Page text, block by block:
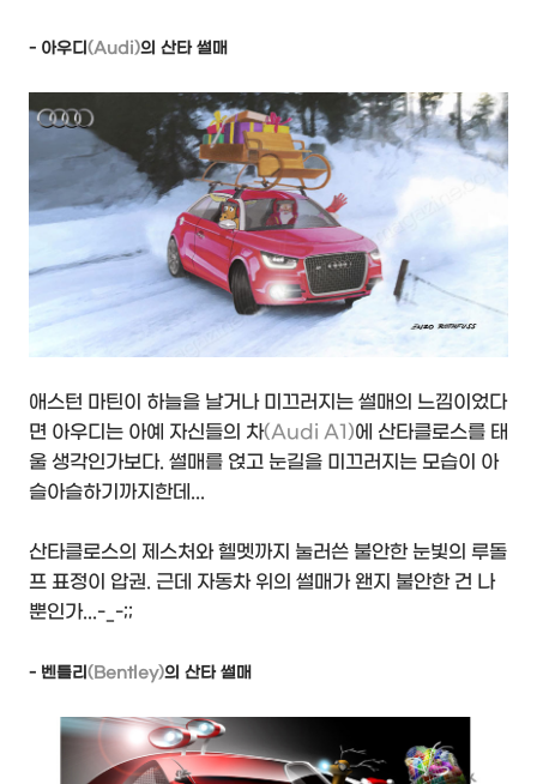
- 아우디(Audi)의 산타 썰매
애스턴 마틴이 하늘을 날거나 미끄러지는 썰매의 느낌이었다
면 아우디는 아예 자신들의 차(Audi A1)에 산타클로스를 태
울 생각인가보다. 썰매를 얹고 눈길을 미끄러지는 모습이 아
슬아슬하기까지한데...
산타클로스의 제스처와 헬멧까지 눌러쓴 불안한 눈빛의 루돌
프 표정이 압권. 근데 자동차 위의 썰매가 왠지 불안한 건 나
뿐인가...-_-;;
- 벤틀리(Bentley)의 산타 썰매